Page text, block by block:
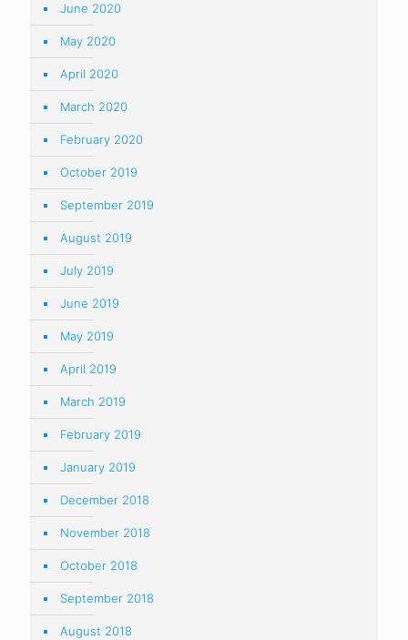
June 2020
May 2020
April 2020
March 2020
February 2020
October 2019
September 2019
August 2019
July 2019
June 2019
May 2019
April 2019
March 2019
February 2019
January 2019
December 2018
November 2018
October 2018
September 2018
August 2018